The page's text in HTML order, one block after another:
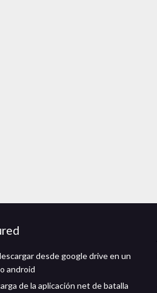
desde google drive en un
android
de la aplicación net de batalla